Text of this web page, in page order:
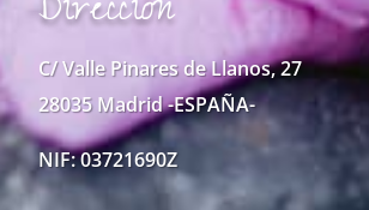
C/ Valle Pinares de Llanos, 27
28035 Madrid -ESPAÑA-
NIF: 03721690Z